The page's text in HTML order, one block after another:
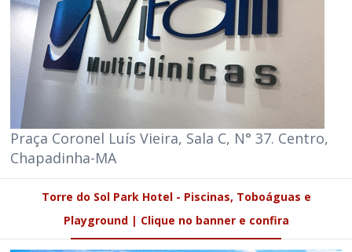
Praça Coronel Luís Vieira, Sala C, N° 37. Centro,
Chapadinha-MA
Torre do Sol Park Hotel - Piscinas, Toboáguas e
Playground | Clique no banner e confira